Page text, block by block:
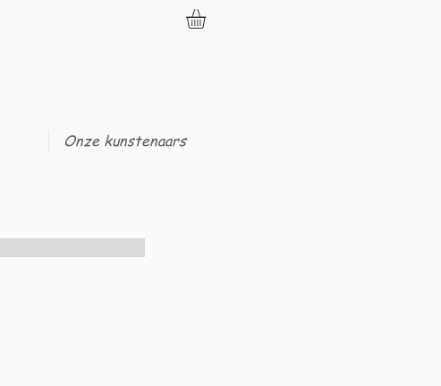
Onze kunstenaars